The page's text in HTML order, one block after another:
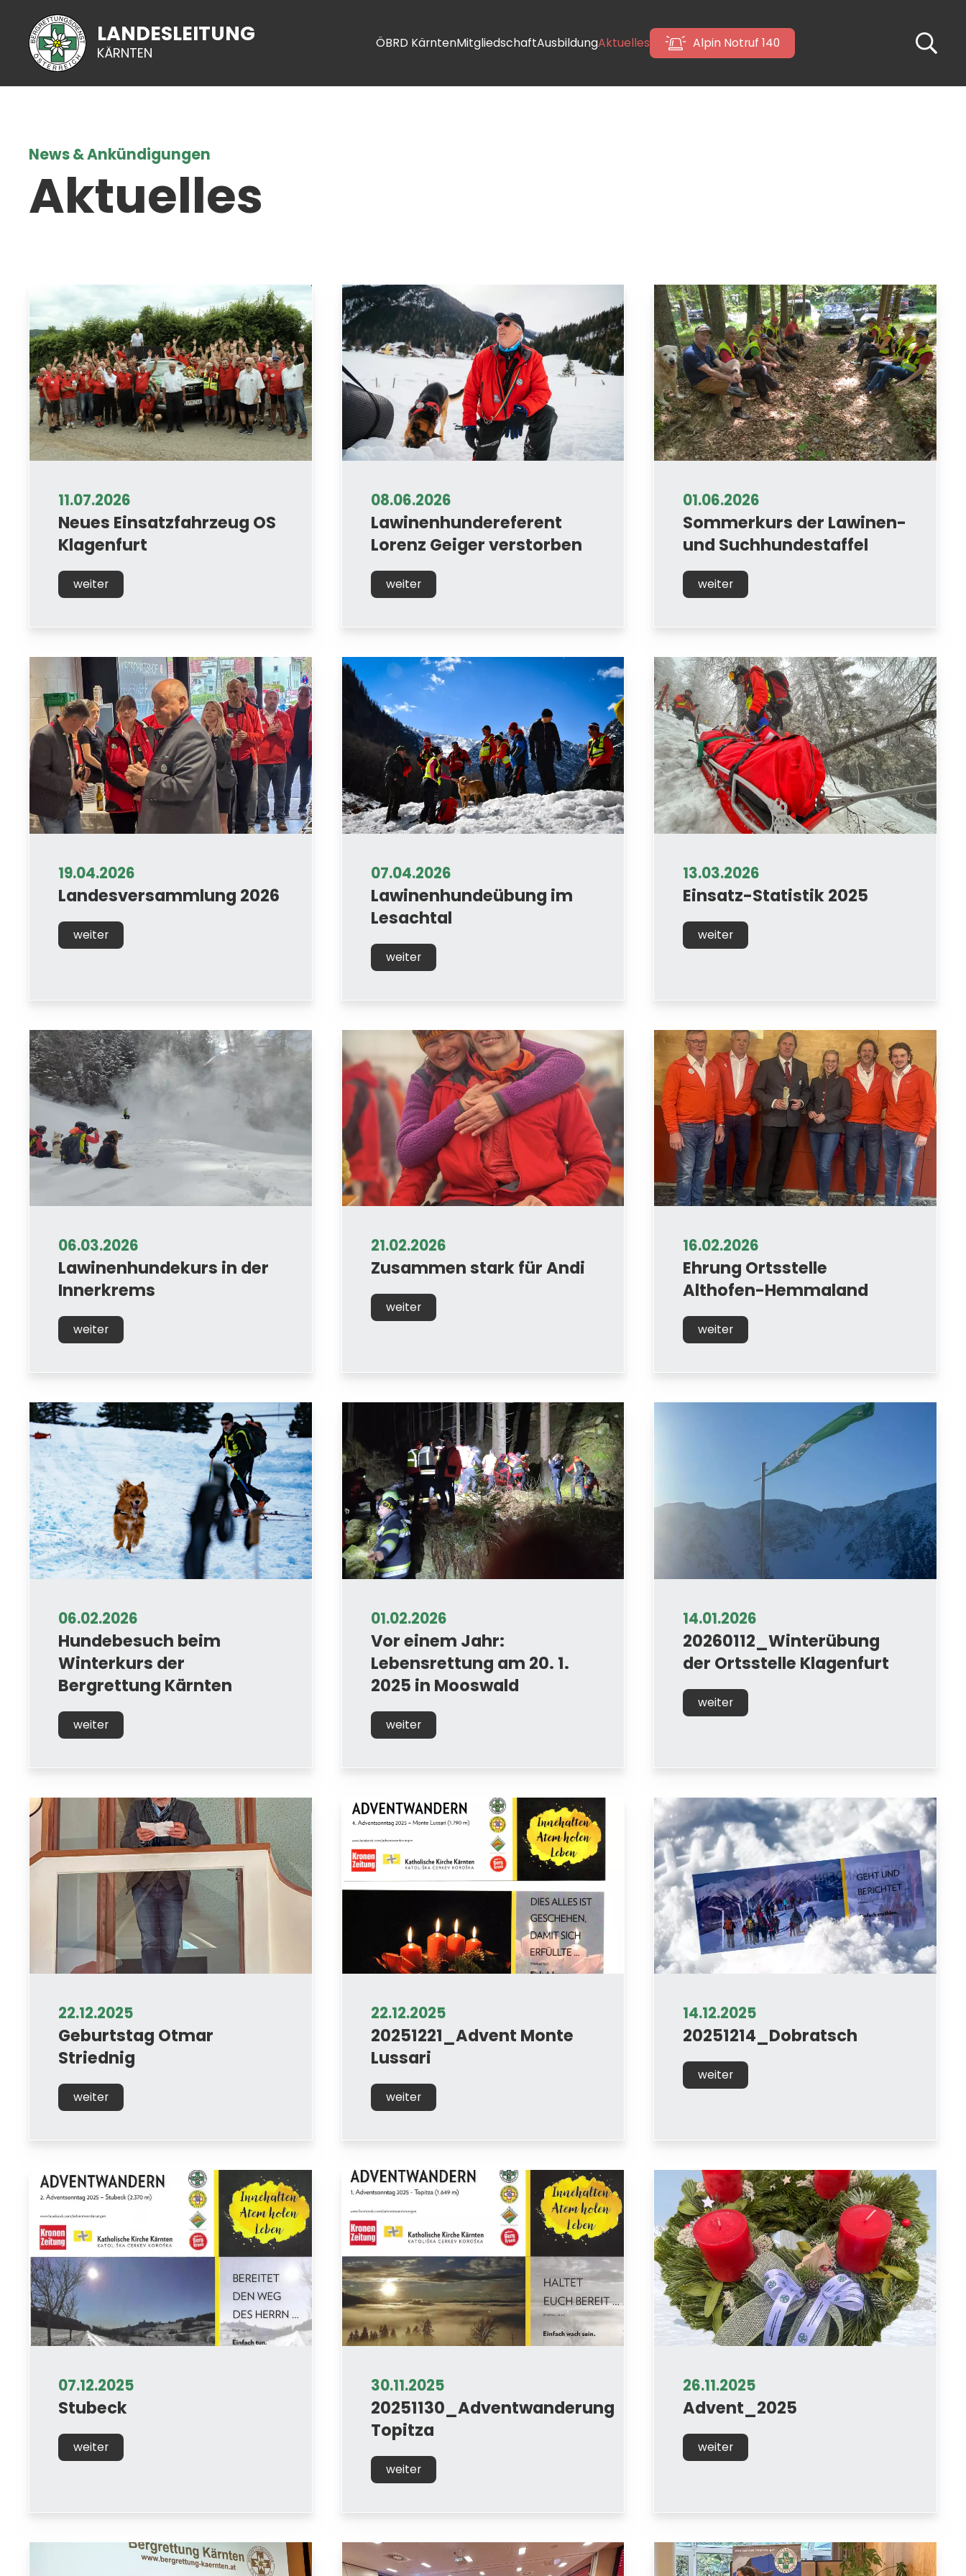
LANDESLEITUNG
KÄRNTEN
ÖBRD KärntenMitgliedschaftAusbildungAktuelles Alpin Notruf 140
News & Ankündigungen
Aktuelles
11.07.2026
Neues Einsatzfahrzeug OS
Klagenfurt
weiter
08.06.2026
Lawinenhundereferent
Lorenz Geiger verstorben
weiter
01.06.2026
Sommerkurs der Lawinen-
und Suchhundestaffel
weiter
19.04.2026
Landesversammlung 2026
weiter
07.04.2026
Lawinenhundeübung im
Lesachtal
weiter
13.03.2026
Einsatz-Statistik 2025
weiter
06.03.2026
Lawinenhundekurs in der
Innerkrems
weiter
21.02.2026
Zusammen stark für Andi
weiter
16.02.2026
Ehrung Ortsstelle
Althofen-Hemmaland
weiter
06.02.2026
Hundebesuch beim
Winterkurs der
Bergrettung Kärnten
weiter
01.02.2026
Vor einem Jahr:
Lebensrettung am 20. 1.
2025 in Mooswald
weiter
14.01.2026
20260112_Winterübung
der Ortsstelle Klagenfurt
weiter
22.12.2025
Geburtstag Otmar
Striednig
weiter
22.12.2025
20251221_Advent Monte
Lussari
weiter
14.12.2025
20251214_Dobratsch
weiter
07.12.2025
Stubeck
weiter
30.11.2025
20251130_Adventwanderung
Topitza
weiter
26.11.2025
Advent_2025
weiter